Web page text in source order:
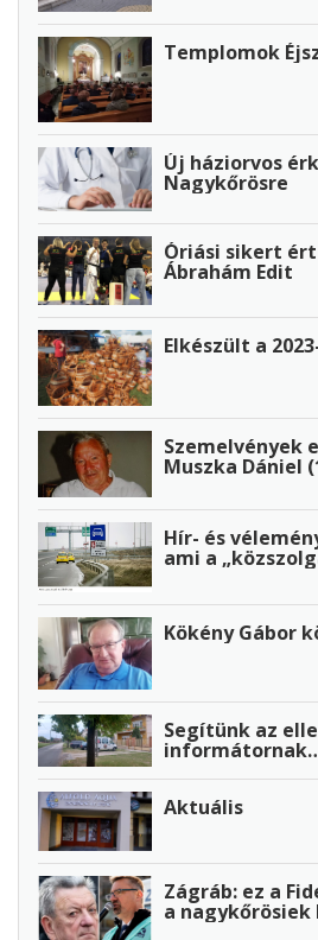
Templomok
Új háziorvos
Nagykőrösre
Óriási sikert
Ábrahám Edit
Elkészült a
Szemelvények
Muszka Dániel
Hír- és
ami a
Kökény Gábor
Segítünk az
Aktuális
Zágráb: ez a
a